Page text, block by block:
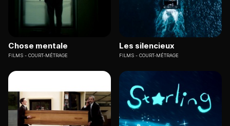
Chose mentale
FILMS COURT-MÉTRAGE
Les silencieux
FILMS COURT-MÉTRAGE